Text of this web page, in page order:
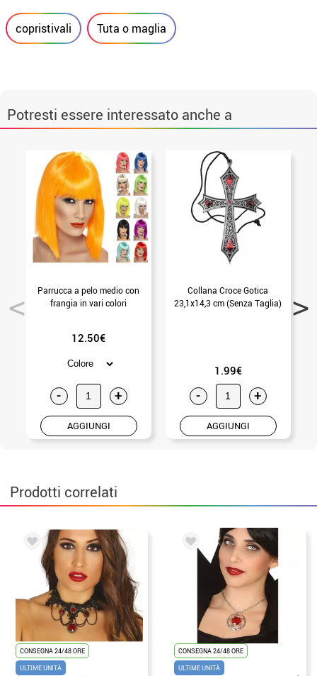
copristivali Tuta o maglia
Potresti essere interessato anche a
Parrucca a pelo medio con
frangia in vari colori
12.50€
- +
AGGIUNGI
Collana Croce Gotica
23,1x14,3 cm (Senza Taglia)
1.99€
- +
AGGIUNGI
Prodotti correlati
CONSEGNA 24/48 ORE
ULTIME UNITÀ
CONSEGNA 24/48 ORE
ULTIME UNITÀ